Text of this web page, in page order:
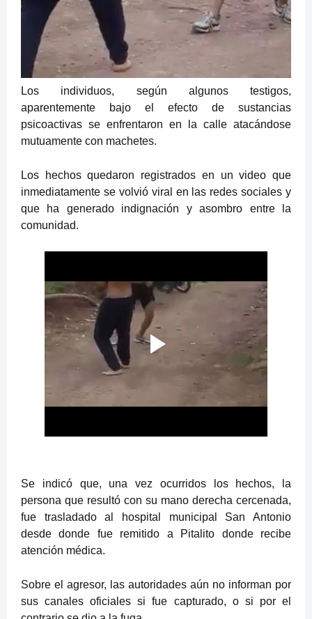
Los individuos, según algunos testigos,
aparentemente bajo el efecto de sustancias
psicoactivas se enfrentaron en la calle atacándose
mutuamente con machetes.
Los hechos quedaron registrados en un video que
inmediatamente se volvió viral en las redes sociales y
que ha generado indignación y asombro entre la
comunidad.
Se indicó que, una vez ocurridos los hechos, la
persona que resultó con su mano derecha cercenada,
fue trasladado al hospital municipal San Antonio
desde donde fue remitido a Pitalito donde recibe
atención médica.
Sobre el agresor, las autoridades aún no informan por
sus canales oficiales si fue capturado, o si por el